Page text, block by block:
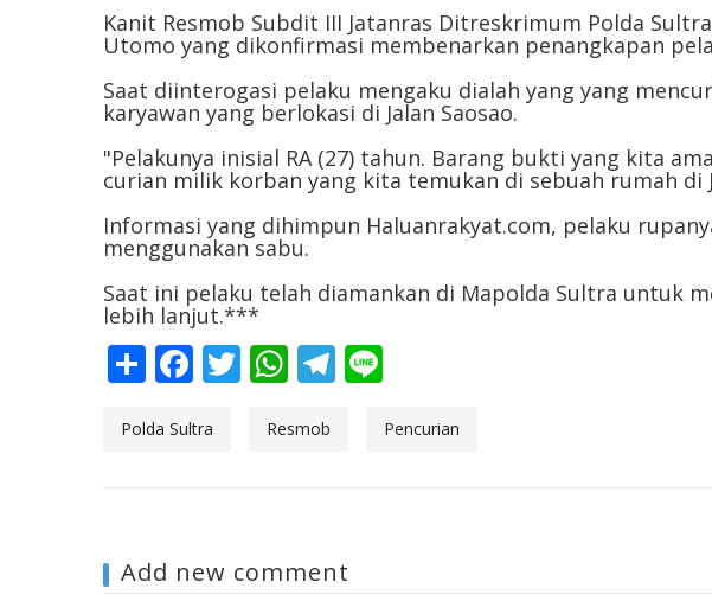
Kanit Resmob Subdit III Jatanras Ditreskrimum Polda
Utomo yang dikonfirmasi membenarkan penangkapan
Saat diinterogasi pelaku mengaku dialah yang yang
karyawan yang berlokasi di Jalan Saosao.
"Pelakunya inisial RA (27) tahun. Barang bukti yang kita
curian milik korban yang kita temukan di sebuah rumah di
Informasi yang dihimpun Haluanrakyat.com, pelaku
menggunakan sabu.
Saat ini pelaku telah diamankan di Mapolda Sultra untuk
lebih lanjut.***
ShareFacebook
Twitter
WhatsApp
Telegram
Polda Sultra Resmob Pencurian
Add new comment